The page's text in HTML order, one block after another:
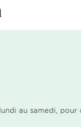
au samedi, pour